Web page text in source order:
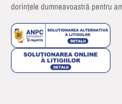
dorințele dumneavoastră pentru